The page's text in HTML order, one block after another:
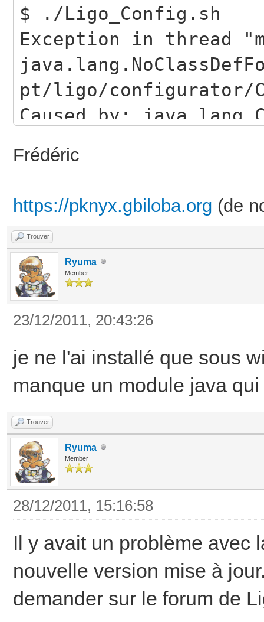
$ ./Ligo_Config.sh
Exception in thread
pt/ligo/configurator/
Caused by:
at
a:202)
at
ve Method)
at
.java:190)
at
:306)
at
her.java:301)
at
:247)
Frédéric
https://pknyx.gbiloba.org (de
Trouver
Ryuma
Member
23/12/2011, 20:43:26
je ne l'ai installé que sous
manque un module java
Trouver
Ryuma
Member
28/12/2011, 15:16:58
Il y avait un problème avec
nouvelle version mise à
demander sur le forum de